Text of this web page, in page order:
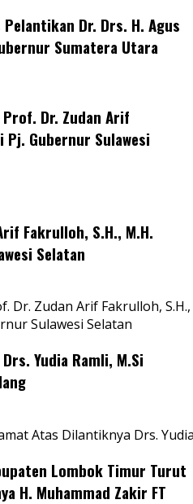
Dr. Drs. H. Agus
Sumatera Utara
Dr. Zudan Arif
Pj. Gubernur Sulawesi
Fakrulloh, S.H., M.H.
Selatan
Dr. Zudan Arif Fakrulloh, S.H.,
Sulawesi Selatan
Yudia Ramli, M.Si
Atas Dilantiknya Drs.
Lombok Timur Turut
H. Muhammad Zakir FT